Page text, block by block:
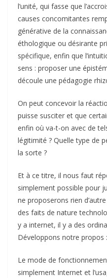
l’unité, qui fasse que
causes concomitantes
générative de la
éthologique ou désirante
spécifique, enfin que
sens : proposer une
découle une pédagogie
On peut concevoir la
puisse susciter et que
enfin où va-t-on avec de
légitimité ? Quelle type de
la sorte ?
Et à ce titre, il nous faut
simplement possible pour
ne proposerons rien
des faits de nature
y a internet, il y a des
Développons notre propos :
Le mode de
simplement Internet et